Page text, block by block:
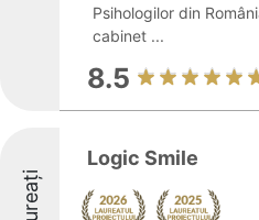
Psihologilor din
cabinet ...
8.5
Logic Smile